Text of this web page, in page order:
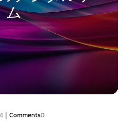
ム
| Comments0